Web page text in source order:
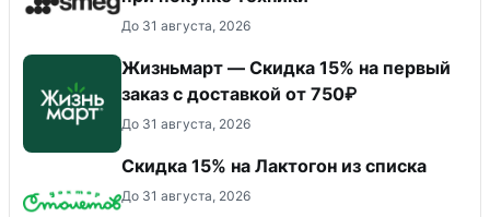
До 31 августа, 2026
Жизньмарт — Скидка 15% на первый
заказ с доставкой от 750₽
До 31 августа, 2026
Скидка 15% на Лактогон из списка
До 31 августа, 2026